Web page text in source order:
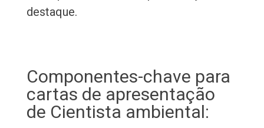
destaque.
Componentes-chave para
cartas de apresentação
de Cientista ambiental: